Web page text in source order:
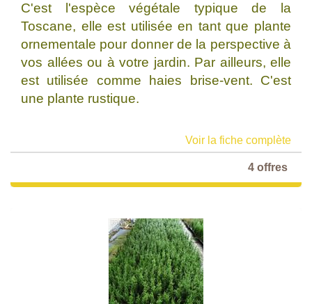
C'est l'espèce végétale typique de la
Toscane, elle est utilisée en tant que plante
ornementale pour donner de la perspective à
vos allées ou à votre jardin. Par ailleurs, elle
est utilisée comme haies brise-vent. C'est
une plante rustique.
Voir la fiche complète
4 offres